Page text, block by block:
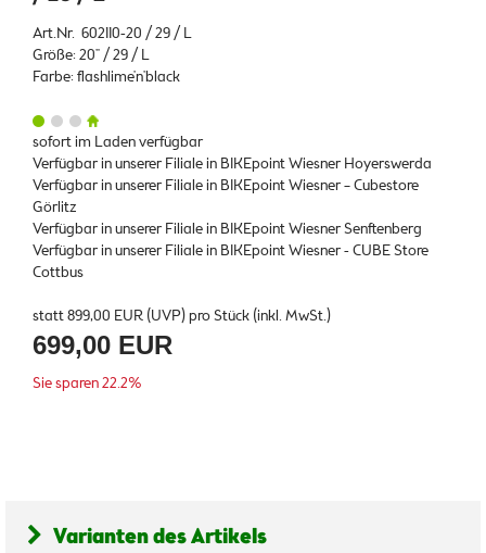
Art.Nr. 602110-20 / 29 / L
Größe: 20" / 29 / L
Farbe: flashlime'n'black
sofort im Laden verfügbar
Verfügbar in unserer Filiale in BIKEpoint Wiesner Hoyerswerda
Verfügbar in unserer Filiale in BIKEpoint Wiesner – Cubestore
Görlitz
Verfügbar in unserer Filiale in BIKEpoint Wiesner Senftenberg
Verfügbar in unserer Filiale in BIKEpoint Wiesner - CUBE Store
Cottbus
statt899,00 EUR (UVP) pro Stück (inkl. MwSt.)
699,00 EUR
Sie sparen 22.2%
Varianten des Artikels